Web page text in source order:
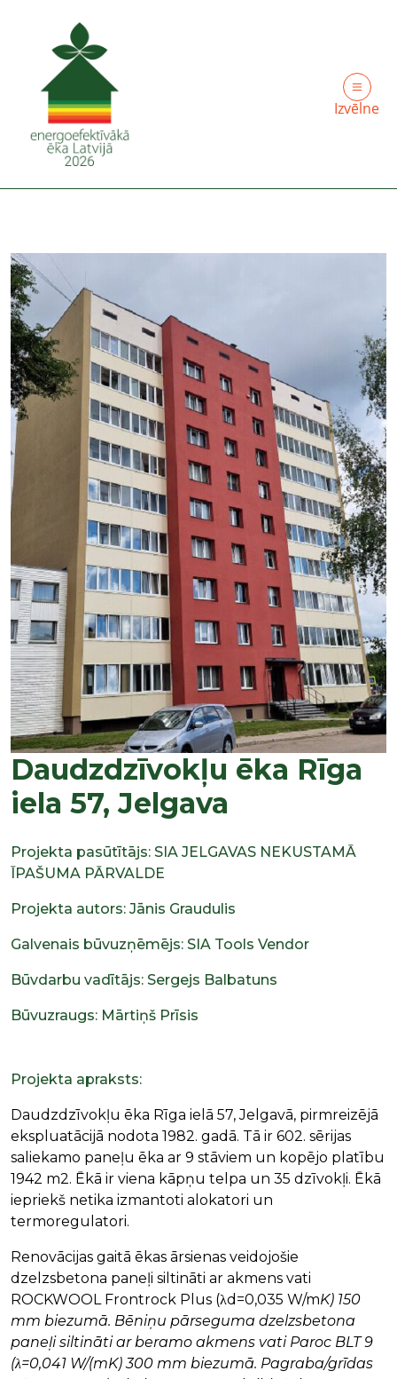
Izvēlne
Daudzdzīvokļu ēka Rīga
iela 57, Jelgava
Projekta pasūtītājs: SIA JELGAVAS NEKUSTAMĀ
ĪPAŠUMA PĀRVALDE
Projekta autors: Jānis Graudulis
Galvenais būvuzņēmējs: SIA Tools Vendor
Būvdarbu vadītājs: Sergejs Balbatuns
Būvuzraugs: Mārtiņš Prīsis
Projekta apraksts:
Daudzdzīvokļu ēka Rīga ielā 57, Jelgavā, pirmreizējā
ekspluatācijā nodota 1982. gadā. Tā ir 602. sērijas
saliekamo paneļu ēka ar 9 stāviem un kopējo platību
1942 m2. Ēkā ir viena kāpņu telpa un 35 dzīvokļi. Ēkā
iepriekš netika izmantoti alokatori un
termoregulatori.
Renovācijas gaitā ēkas ārsienas veidojošie
dzelzsbetona paneļi siltināti ar akmens vati
ROCKWOOL Frontrock Plus (λd=0,035 W/mK) 150
mm biezumā. Bēniņu pārseguma dzelzsbetona
paneļi siltināti ar beramo akmens vati Paroc BLT 9
(λ=0,041 W/(mK) 300 mm biezumā. Pagraba/grīdas